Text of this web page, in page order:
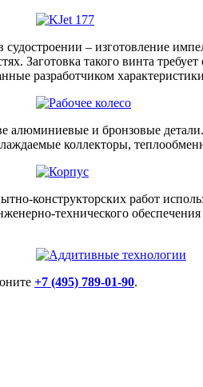
– изготовление
Заготовка такого винта
разработчиком
алюминиевые и бронзовые
коллекторы,
конструкторских работ
технического
+7 (495) 789-01-90.